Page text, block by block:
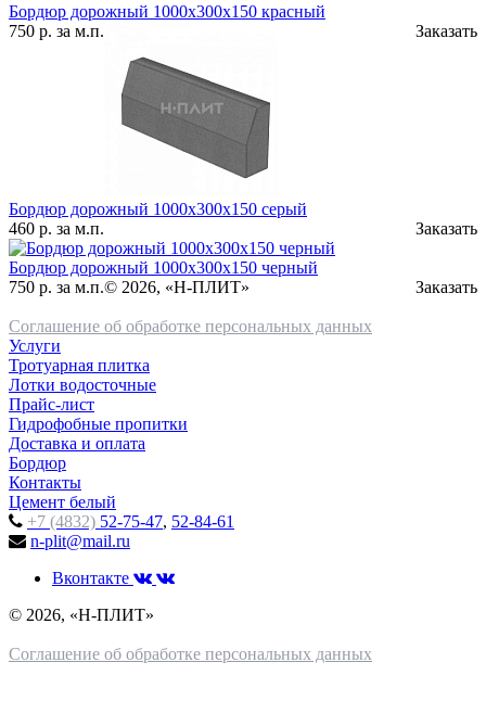
Бордюр дорожный 1000х300х150 красный
750 р. за м.п. Заказать
Бордюр дорожный 1000х300х150 серый
460 р. за м.п. Заказать
Бордюр дорожный 1000х300х150 черный
750 р. за м.п. Заказать
© 2026, «Н-ПЛИТ»
Соглашение об обработке персональных данных
Услуги
Тротуарная плитка
Лотки водосточные
Прайс-лист
Гидрофобные пропитки
Доставка и оплата
Бордюр
Контакты
Цемент белый
+7 (4832) 52-75-47, 52-84-61
n-plit@mail.ru
Вконтакте
© 2026, «Н-ПЛИТ»
Соглашение об обработке персональных данных